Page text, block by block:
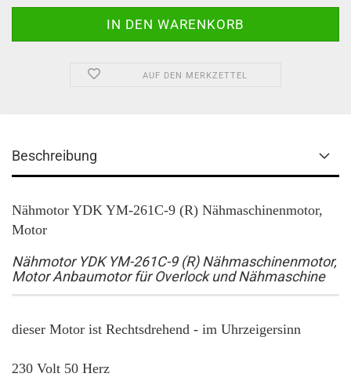
AUF DEN MERKZETTEL
Beschreibung
Nähmotor YDK YM-261C-9 (R) Nähmaschinenmotor,
Motor
Nähmotor YDK YM-261C-9 (R) Nähmaschinenmotor,
Motor Anbaumotor für Overlock und Nähmaschine
dieser Motor ist Rechtsdrehend - im Uhrzeigersinn
230 Volt 50 Herz